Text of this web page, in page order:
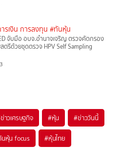
รเงิน การลงทุน #ทันหุ้น
จับมือ อบจ.อำนาจเจริญ ตรวจคัดกรอง
ตรีด้วยชุดตรวจ HPV Self Sampling
ข่าวเศรษฐกิจ #หุ้น #ข่าววันนี้
นหุ้น focus #หุ้นไทย